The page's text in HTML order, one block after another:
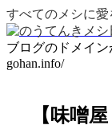
すべてのメシに愛
ブログのドメイン
gohan.info/
【味噌